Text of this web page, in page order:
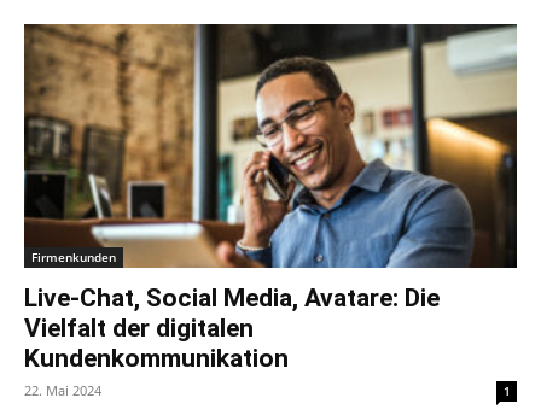
Firmenkunden
Live-Chat, Social Media, Avatare: Die
Vielfalt der digitalen
Kundenkommunikation
22. Mai 2024 1